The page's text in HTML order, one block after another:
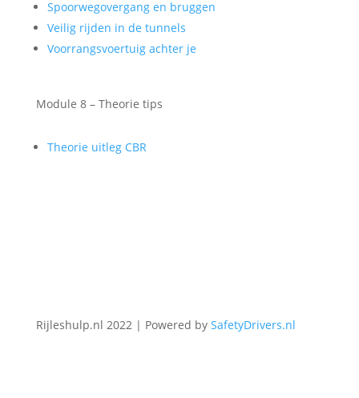
Spoorwegovergang en bruggen
Veilig rijden in de tunnels
Voorrangsvoertuig achter je
Module 8 – Theorie tips
Theorie uitleg CBR
Rijleshulp.nl 2022 | Powered by SafetyDrivers.nl